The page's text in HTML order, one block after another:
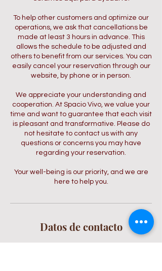
To help other customers and optimize our
operations, we ask that cancellations be
made at least 3 hours in advance. This
allows the schedule to be adjusted and
others to benefit from our services. You can
easily cancel your reservation through our
website, by phone or in person.
We appreciate your understanding and
cooperation. At Spacio Vivo, we value your
time and want to guarantee that each visit
is pleasant and transformative. Please do
not hesitate to contact us with any
questions or concerns you may have
regarding your reservation.
Your well-being is our priority, and we are
here to help you.
Datos de contacto